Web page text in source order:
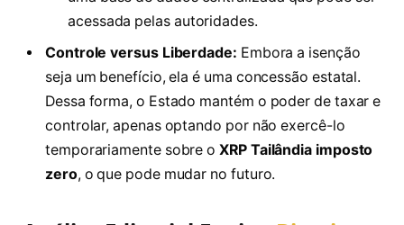
acessada pelas autoridades.
Controle versus Liberdade: Embora a isenção
seja um benefício, ela é uma concessão estatal.
Dessa forma, o Estado mantém o poder de taxar e
controlar, apenas optando por não exercê-lo
temporariamente sobre oXRP Tailândia imposto
zero, o que pode mudar no futuro.